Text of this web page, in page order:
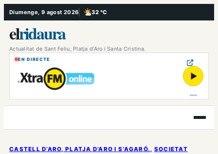
Vés
al
contingut
Diumenge, 9 agost 2026 32 °C
, Poc ennuvolat
elridaura
Actualitat de Sant Feliu, Platja d’Aro i Santa Cristina.
EN DIRECTE
▶
Obre
el
CASTELL D’ARO, PLATJA D’ARO I S’AGARÓ. , SOCIETAT